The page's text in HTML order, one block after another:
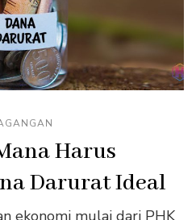
Harus
Darurat Ideal
ekonomi mulai dari PHK